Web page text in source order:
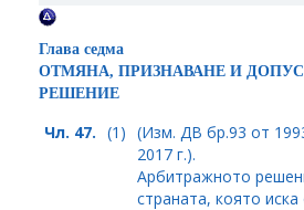
Глава седма
ОТМЯНА, ПРИЗНАВАНЕ И
РЕШЕНИЕ
Чл. 47. (1) (Изм. ДВ бр.93 от
2017 г.).
Арбитражното
страната, която